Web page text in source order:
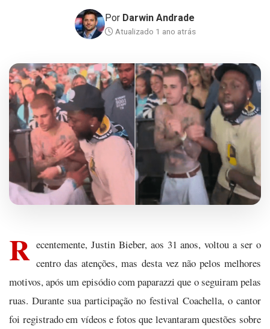
Por Darwin Andrade
Atualizado 1 ano atrás
R ecentemente, Justin Bieber, aos 31 anos, voltou a ser o
centro das atenções, mas desta vez não pelos melhores
motivos, após um episódio com paparazzi que o seguiram pelas
ruas. Durante sua participação no festival Coachella, o cantor
foi registrado em vídeos e fotos que levantaram questões sobre